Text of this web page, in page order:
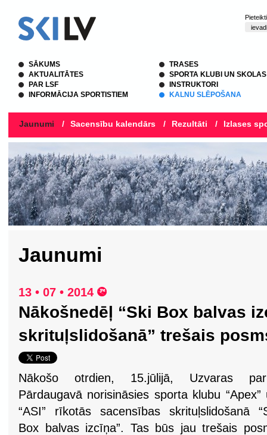
SĀKUMS
AKTUALITĀTES
PAR LSF
INFORMĀCIJA SPORTISTIEM
TRASES
SPORTA KLUBI UN SKOLAS
INSTRUKTORI
KALNU SLĒPOŠANA
Jaunumi / Sacensību kalendārs / Rezultāti / Izlases
Jaunumi
13 • 07 • 2014
Nākošnedēļ “Ski Box balvas
skrituļslidošanā” trešais
Nākošo otrdien, 15.jūlijā, Uzvaras
Pārdaugavā norisināsies sporta klubu “Apex”
“ASI” rīkotās sacensības skrituļslidošanā
Box balvas izcīņa”. Tas būs jau trešais